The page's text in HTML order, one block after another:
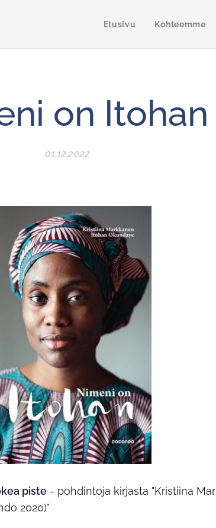
Etusivu Kohteemme
on Itohan
01.12.2022
piste - pohdintoja kirjasta "Kristiina
2020)"